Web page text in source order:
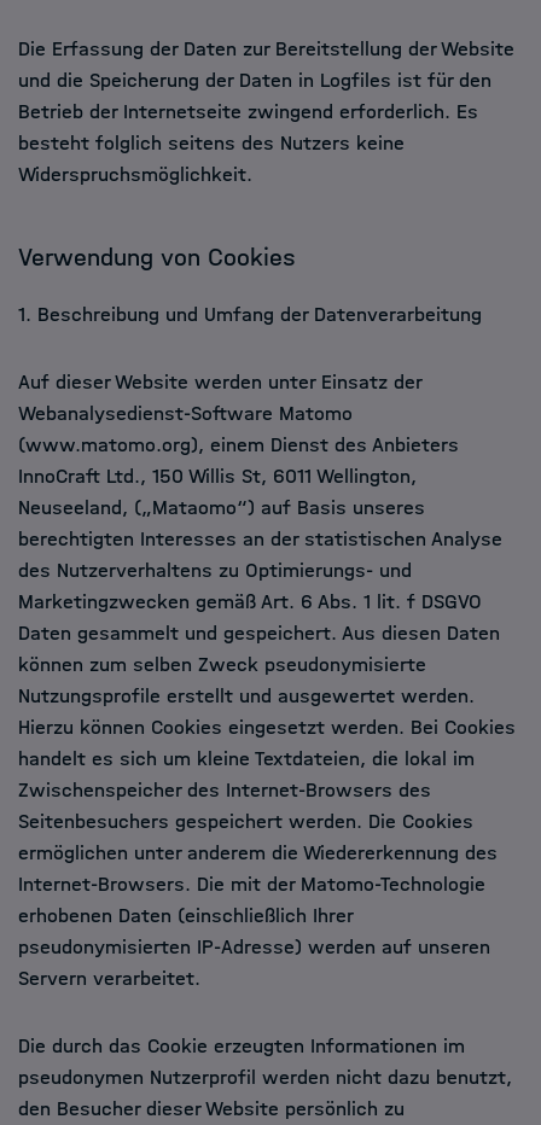
Die Erfassung der Daten zur Bereitstellung der Website
und die Speicherung der Daten in Logfiles ist für den
Betrieb der Internetseite zwingend erforderlich. Es
besteht folglich seitens des Nutzers keine
Widerspruchsmöglichkeit.
Verwendung von Cookies
1. Beschreibung und Umfang der Datenverarbeitung
Auf dieser Website werden unter Einsatz der
Webanalysedienst-Software Matomo
(www.matomo.org), einem Dienst des Anbieters
InnoCraft Ltd., 150 Willis St, 6011 Wellington,
Neuseeland, („Mataomo“) auf Basis unseres
berechtigten Interesses an der statistischen Analyse
des Nutzerverhaltens zu Optimierungs- und
Marketingzwecken gemäß Art. 6 Abs. 1 lit. f DSGVO
Daten gesammelt und gespeichert. Aus diesen Daten
können zum selben Zweck pseudonymisierte
Nutzungsprofile erstellt und ausgewertet werden.
Hierzu können Cookies eingesetzt werden. Bei Cookies
handelt es sich um kleine Textdateien, die lokal im
Zwischenspeicher des Internet-Browsers des
Seitenbesuchers gespeichert werden. Die Cookies
ermöglichen unter anderem die Wiedererkennung des
Internet-Browsers. Die mit der Matomo-Technologie
erhobenen Daten (einschließlich Ihrer
pseudonymisierten IP-Adresse) werden auf unseren
Servern verarbeitet.
Die durch das Cookie erzeugten Informationen im
pseudonymen Nutzerprofil werden nicht dazu benutzt,
den Besucher dieser Website persönlich zu